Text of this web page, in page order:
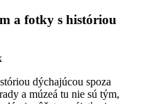
a fotky s históriou
dýchajúcou spoza
a múzeá tu nie sú tým,